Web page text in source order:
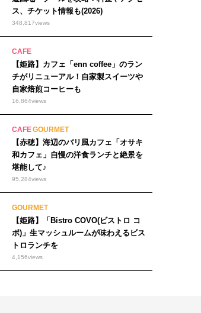
ス、チケット情報も(2026)
348,817views
CAFE
【姫路】カフェ「enn coffee」のラン
チがリニューアル！自家製スイーツや
自家焙煎コーヒーも
16,864views
CAFEGOURMET
【赤穂】海辺のバリ風カフェ「オサキ
和カフェ」自慢の洋食ランチと絶景を
堪能して♪
95,284views
GOURMET
【姫路】「Bistro COVO(ビストロ コ
ボ)」生マッシュルームが味わえるビス
トロランチを
4,156views